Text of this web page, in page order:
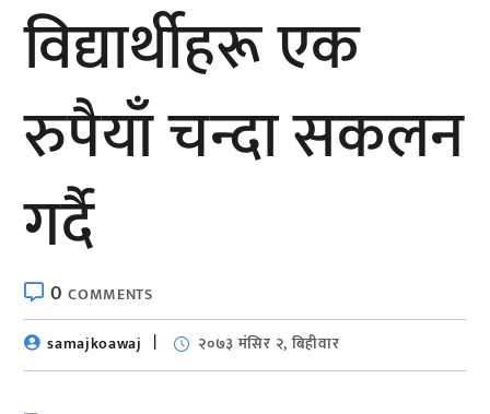
विद्यार्थीहरू एक
रुपैयाँ चन्दा सकलन
गर्दै
0COMMENTS
samajkoawaj
२०७३ मंसिर २, बिहीवार